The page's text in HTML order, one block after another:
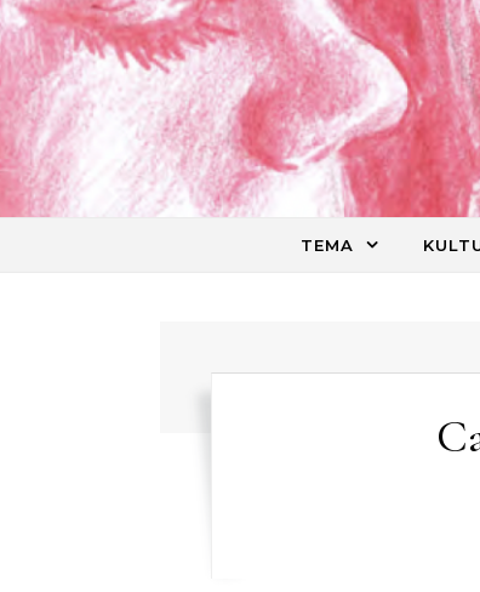
Skip to content
TEMA